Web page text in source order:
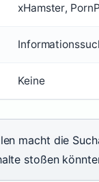
xHamster,
Keine
macht die
stoßen